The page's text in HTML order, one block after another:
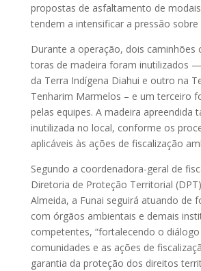
propostas de asfaltamento de
tendem a intensificar a pressão
Durante a operação, dois caminhões
toras de madeira foram inutilizados
da Terra Indígena Diahui e outro na
Tenharim Marmelos – e um terceiro
pelas equipes. A madeira apreendida
inutilizada no local, conforme os
aplicáveis às ações de fiscalização
Segundo a coordenadora-geral de
Diretoria de Proteção Territorial
Almeida, a Funai seguirá atuando de
com órgãos ambientais e demais
competentes, “fortalecendo o
comunidades e as ações de
garantia da proteção dos direitos